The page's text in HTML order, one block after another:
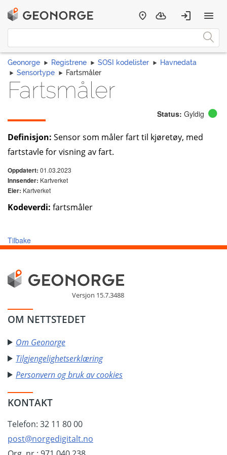
Geonorge Registrene SOSI kodelister
Havnedata
Sensortype
Fartsmåler
Fartsmåler
Status: Gyldig
Definisjon: Sensor som måler fart til kjøretøy, med
fartstavle for visning av fart.
Oppdatert: 01.03.2023
Innsender: Kartverket
Eier: Kartverket
Kodeverdi: fartsmåler
Tilbake